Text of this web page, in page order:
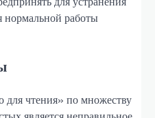
нормальной работы
для чтения» по множеству